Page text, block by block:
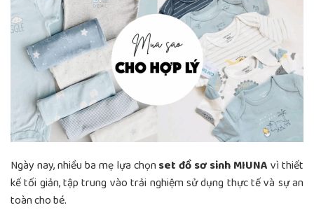
Ngày nay, nhiều ba mẹ lựa chọnset đồ sơ sinh MIUNA vì thiết
kế tối giản, tập trung vào trải nghiệm sử dụng thực tế và sự an
toàn cho bé.